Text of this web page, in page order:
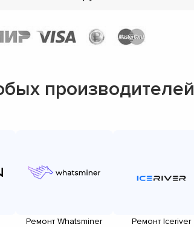
производителей
Ремонт Whatsminer Ремонт Iceriver
▼
▼